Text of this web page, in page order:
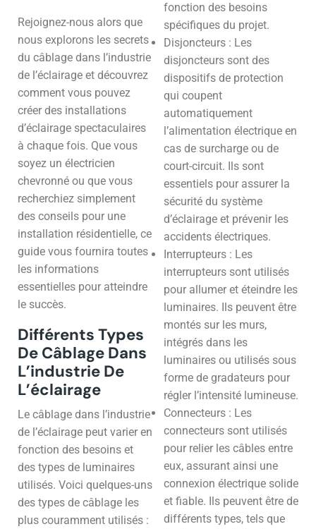
Rejoignez-nous alors que
nous explorons les secrets
du câblage dans l’industrie
de l’éclairage et découvrez
comment vous pouvez
créer des installations
d’éclairage spectaculaires
à chaque fois. Que vous
soyez un électricien
chevronné ou que vous
recherchiez simplement
des conseils pour une
installation résidentielle, ce
guide vous fournira toutes
les informations
essentielles pour atteindre
le succès.
Différents Types
De Câblage Dans
L’industrie De
L’éclairage
Le câblage dans l’industrie
de l’éclairage peut varier en
fonction des besoins et
des types de luminaires
utilisés. Voici quelques-uns
des types de câblage les
plus couramment utilisés :
fonction des besoins
spécifiques du projet.
Disjoncteurs : Les
disjoncteurs sont des
dispositifs de protection
qui coupent
automatiquement
l’alimentation électrique en
cas de surcharge ou de
court-circuit. Ils sont
essentiels pour assurer la
sécurité du système
d’éclairage et prévenir les
accidents électriques.
Interrupteurs : Les
interrupteurs sont utilisés
pour allumer et éteindre les
luminaires. Ils peuvent être
montés sur les murs,
intégrés dans les
luminaires ou utilisés sous
forme de gradateurs pour
régler l’intensité lumineuse.
Connecteurs : Les
connecteurs sont utilisés
pour relier les câbles entre
eux, assurant ainsi une
connexion électrique solide
et fiable. Ils peuvent être de
différents types, tels que